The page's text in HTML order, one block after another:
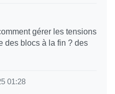
gérer les tensions
des blocs à la fin ? des
01:28